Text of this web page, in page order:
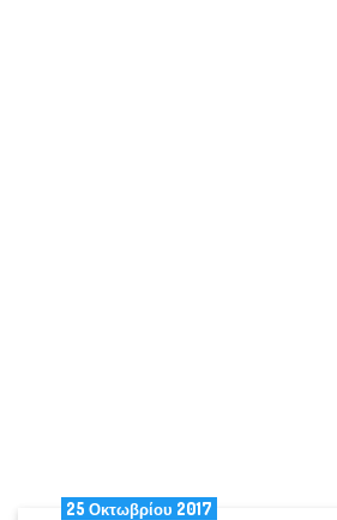
25 Οκτωβρίου 2017